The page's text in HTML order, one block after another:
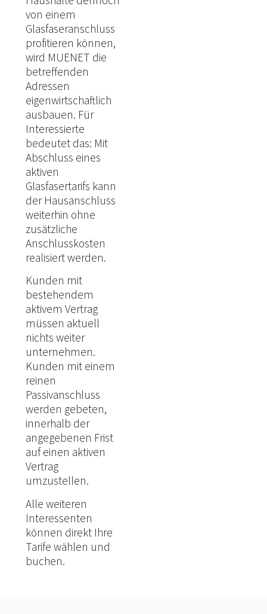
von einem
Glasfaseranschluss
profitieren können,
wird MUENET die
betreffenden
Adressen
eigenwirtschaftlich
ausbauen. Für
Interessierte
bedeutet das: Mit
Abschluss eines
aktiven
Glasfasertarifs kann
der Hausanschluss
weiterhin ohne
zusätzliche
Anschlusskosten
realisiert werden.
Kunden mit
bestehendem
aktivem Vertrag
müssen aktuell
nichts weiter
unternehmen.
Kunden mit einem
reinen
Passivanschluss
werden gebeten,
innerhalb der
angegebenen Frist
auf einen aktiven
Vertrag
umzustellen.
Alle weiteren
Interessenten
können direkt Ihre
Tarife wählen und
buchen.